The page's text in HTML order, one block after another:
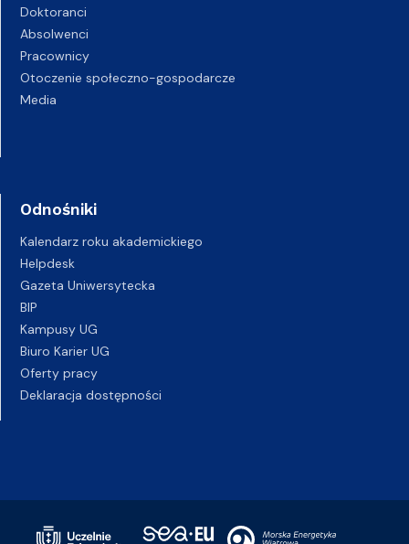
Doktoranci
Absolwenci
Pracownicy
Otoczenie społeczno-gospodarcze
Media
Odnośniki
Kalendarz roku akademickiego
Helpdesk
Gazeta Uniwersytecka
BIP
Kampusy UG
Biuro Karier UG
Oferty pracy
Deklaracja dostępności